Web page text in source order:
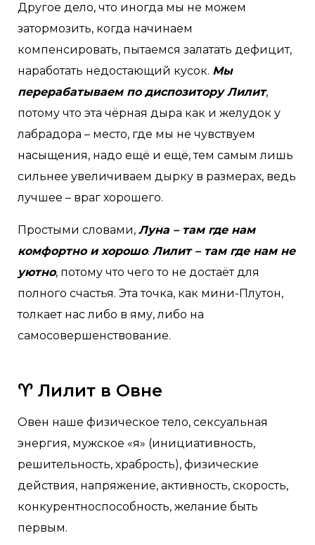
Другое дело, что иногда мы не можем
затормозить, когда начинаем
компенсировать, пытаемся залатать дефицит,
наработать недостающий кусок. Мы
перерабатываем по диспозитору Лилит,
потому что эта чёрная дыра как и желудок у
лабрадора – место, где мы не чувствуем
насыщения, надо ещё и ещё, тем самым лишь
сильнее увеличиваем дырку в размерах, ведь
лучшее – враг хорошего.
Простыми словами, Луна – там где нам
комфортно и хорошо. Лилит – там где нам не
уютно, потому что чего то не достаёт для
полного счастья. Эта точка, как мини-Плутон,
толкает нас либо в яму, либо на
самосовершенствование.
♈ Лилит в Овне
Овен наше физическое тело, сексуальная
энергия, мужское «я» (инициативность,
решительность, храбрость), физические
действия, напряжение, активность, скорость,
конкурентноспособность, желание быть
первым.